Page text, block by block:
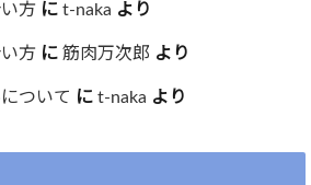
方 に t-naka より
方 に 筋肉万次郎 より
ついて に t-naka より